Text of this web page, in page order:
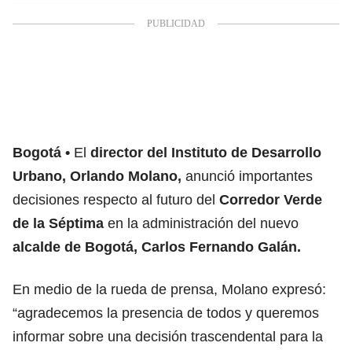
Bogotá El director del Instituto de Desarrollo
Urbano, Orlando Molano, anunció importantes
decisiones respecto al futuro del Corredor Verde
de la Séptima en la administración del nuevo
alcalde de Bogotá, Carlos Fernando Galán.
En medio de la rueda de prensa, Molano expresó:
“agradecemos la presencia de todos y queremos
informar sobre una decisión trascendental para la